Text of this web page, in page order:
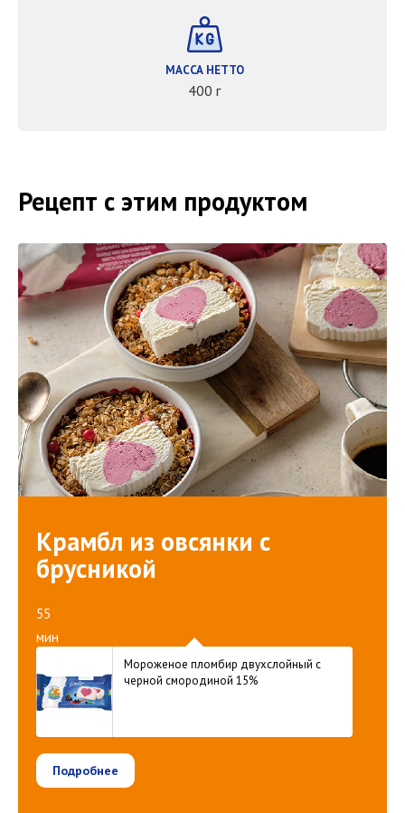
МАССА НЕТТО
400 г
Рецепт с этим продуктом
Крамбл из овсянки с
брусникой
55
мин
Мороженое пломбир двухслойный с
черной смородиной 15%
Подробнее